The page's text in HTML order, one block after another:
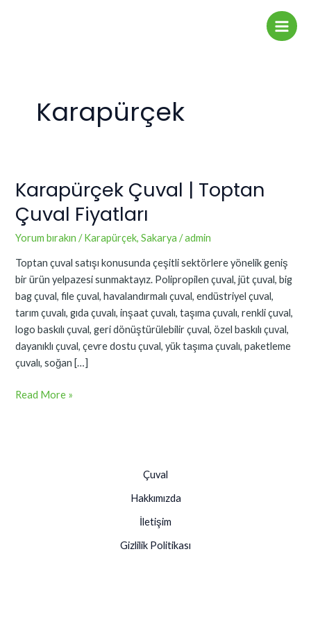
Main
Karapürçek
Karapürçek Çuval | Toptan
Çuval Fiyatları
Yorum bırakın /Karapürçek,Sakarya /admin
Toptan çuval satışı konusunda çeşitli sektörlere yönelik geniş
bir ürün yelpazesi sunmaktayız. Polipropilen çuval, jüt çuval, big
bag çuval, file çuval, havalandırmalı çuval, endüstriyel çuval,
tarım çuvalı, gıda çuvalı, inşaat çuvalı, taşıma çuvalı, renkli çuval,
logo baskılı çuval, geri dönüştürülebilir çuval, özel baskılı çuval,
dayanıklı çuval, çevre dostu çuval, yük taşıma çuvalı, paketleme
çuvalı, soğan […]
Karapürçek
|
Toptan
Fiyatları
Read More »
Çuval
Hakkımızda
İletişim
Gizlilik Politikası